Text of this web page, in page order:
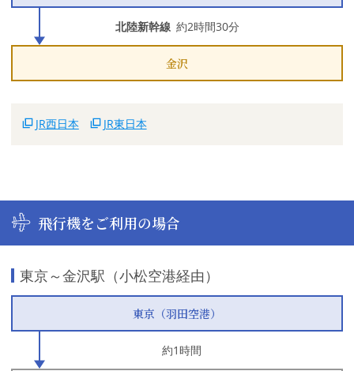
北陸新幹線 約2時間30分
金沢
JR西日本 JR東日本
飛行機をご利用の場合
東京～金沢駅（小松空港経由）
東京（羽田空港）
約1時間